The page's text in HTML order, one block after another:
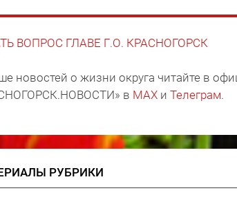
ВОПРОС ГЛАВЕ Г.О. КРАСНОГОРСК
новостей о жизни округа читайте в
в MAX и Телеграм.
РУБРИКИ